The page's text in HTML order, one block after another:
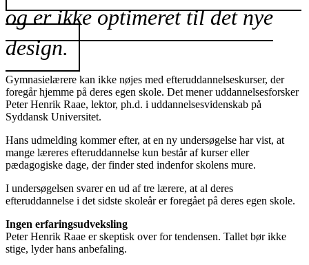
og er ikke optimeret til det nye
design.
Gymnasielærere kan ikke nøjes med efteruddannelseskurser, der
foregår hjemme på deres egen skole. Det mener uddannelsesforsker
Peter Henrik Raae, lektor, ph.d. i uddannelsesvidenskab på
Syddansk Universitet.
Hans udmelding kommer efter, at en ny undersøgelse har vist, at
mange læreres efteruddannelse kun består af kurser eller
pædagogiske dage, der finder sted indenfor skolens mure.
I undersøgelsen svarer en ud af tre lærere, at al deres
efteruddannelse i det sidste skoleår er foregået på deres egen skole.
Ingen erfaringsudveksling
Peter Henrik Raae er skeptisk over for tendensen. Tallet bør ikke
stige, lyder hans anbefaling.